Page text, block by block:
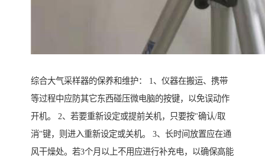
综合大气采样器的保养和维护： 1、仪器在搬运、携带
等过程中应防其它东西碰压微电脑的按键，以免误动作
开机。 2、若要重新设定或提前关机，只要按"确认/取
消"键，则进入重新设定或关机。 3、长时间放置应在通
风干燥处。若3个月以上不用应进行补充电，以确保高能